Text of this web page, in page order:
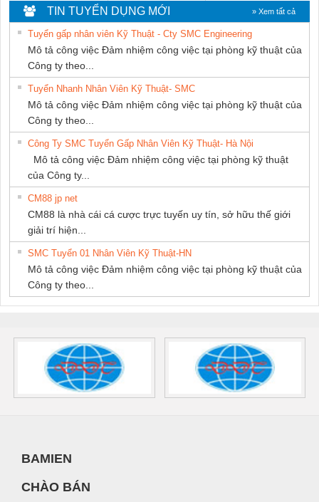
Nam Quốc Thịnh
KTECH VIỆT
NAM
TIN TUYỂN DỤNG MỚI » Xem tất cả
Tuyển gấp nhân viên Kỹ Thuật - Cty SMC Engineering
Mô tả công việc Đảm nhiệm công việc tại phòng kỹ thuật của
Công ty theo...
Tuyển Nhanh Nhân Viên Kỹ Thuật- SMC
Mô tả công việc Đảm nhiệm công việc tại phòng kỹ thuật của
Công ty theo...
Công Ty SMC Tuyển Gấp Nhân Viên Kỹ Thuật- Hà Nội
Mô tả công việc Đảm nhiệm công việc tại phòng kỹ thuật
của Công ty...
CM88 jp net
CM88 là nhà cái cá cược trực tuyến uy tín, sở hữu thế giới
giải trí hiện...
SMC Tuyển 01 Nhân Viên Kỹ Thuật-HN
Mô tả công việc Đảm nhiệm công việc tại phòng kỹ thuật của
Công ty theo...
BAMIEN
CHÀO BÁN